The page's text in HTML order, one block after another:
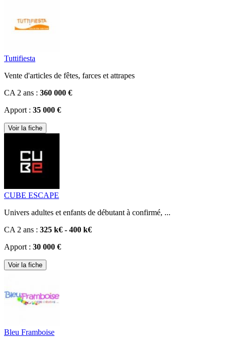
Tuttifiesta
Vente d'articles de fêtes, farces et attrapes
CA 2 ans : 360 000 €
Apport : 35 000 €
Voir la fiche
CUBE ESCAPE
Univers adultes et enfants de débutant à confirmé, ...
CA 2 ans : 325 k€ - 400 k€
Apport : 30 000 €
Voir la fiche
Bleu Framboise